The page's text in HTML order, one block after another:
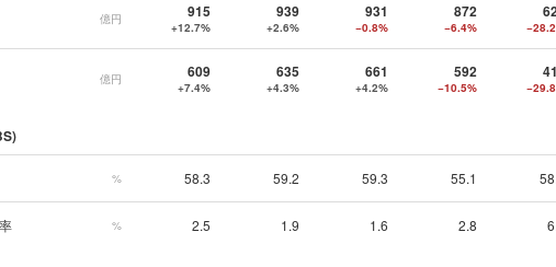
億円 915
+12.7%
939
+2.6%
931
−0.8%
872
−6.4%
億円 609
+7.4%
635
+4.3%
661
+4.2%
592
−10.5%
% 58.3 59.2 59.3 55.1
% 2.5 1.9 1.6 2.8